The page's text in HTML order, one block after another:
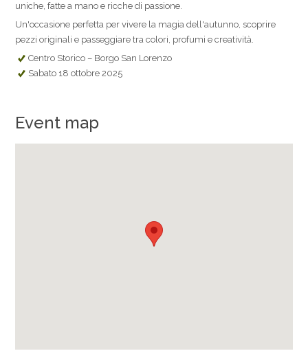
uniche, fatte a mano e ricche di passione.
Un'occasione perfetta per vivere la magia dell'autunno, scoprire
pezzi originali e passeggiare tra colori, profumi e creatività.
Centro Storico – Borgo San Lorenzo
Sabato 18 ottobre 2025
Event map